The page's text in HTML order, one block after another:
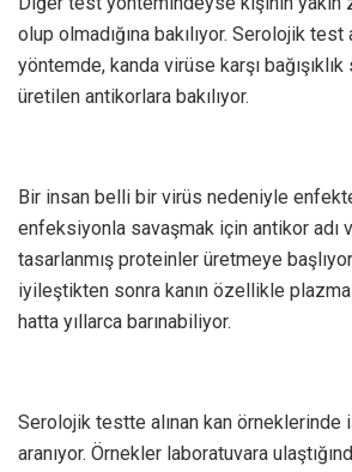
olup olmadığına bakılıyor. Serolojik test
yöntemde, kanda virüse karşı
üretilen antikorlara bakılıyor.
Bir insan belli bir virüs nedeniyle
enfeksiyonla savaşmak için antikor adı
tasarlanmış proteinler üretmeye
iyileştikten sonra kanın özellikle plazma
hatta yıllarca barınabiliyor.
Serolojik testte alınan kan örneklerinde
aranıyor. Örnekler laboratuvara